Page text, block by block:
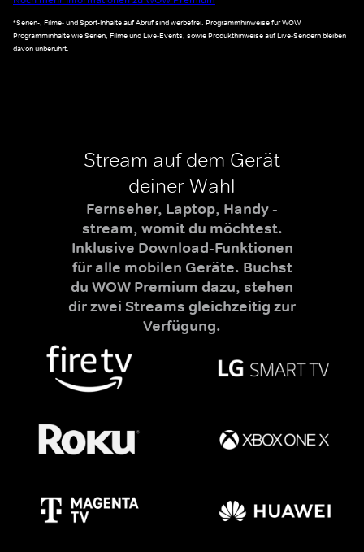
*Serien-, Filme- und Sport-Inhalte auf Abruf sind werbefrei. Programmhinweise für WOW
Programminhalte wie Serien, Filme und Live-Events, sowie Produkthinweise auf Live-Sendern bleiben
davon unberührt.
Stream auf dem Gerät
deiner Wahl
Fernseher, Laptop, Handy -
stream, womit du möchtest.
Inklusive Download-Funktionen
für alle mobilen Geräte. Buchst
du WOW Premium dazu, stehen
dir zwei Streams gleichzeitig zur
Verfügung.